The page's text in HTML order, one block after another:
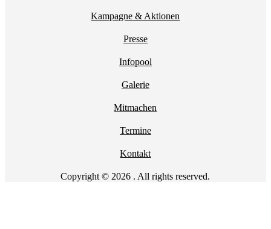
Kampagne & Aktionen
Presse
Infopool
Galerie
Mitmachen
Termine
Kontakt
Copyright © 2026 . All rights reserved.